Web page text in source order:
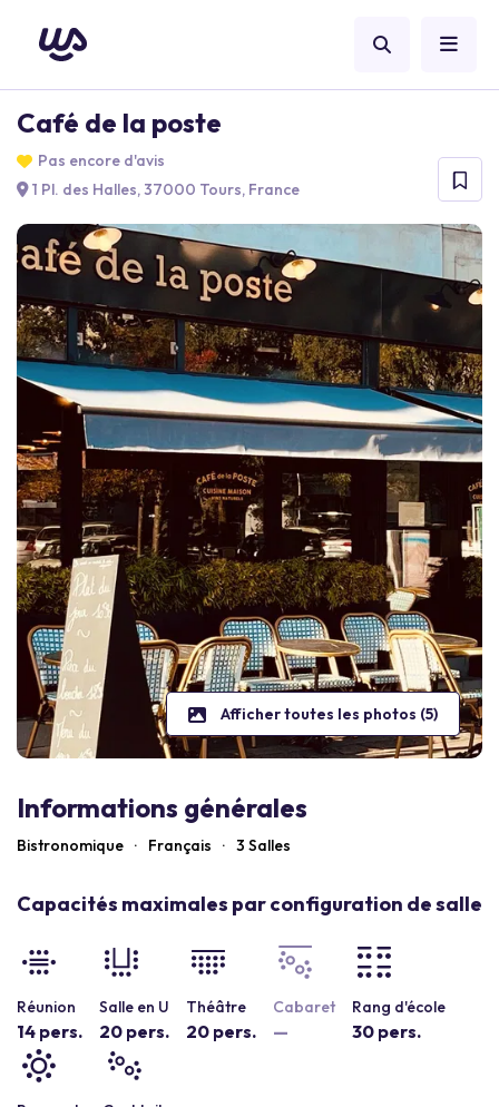
Café de la poste
Pas encore d'avis
1 Pl. des Halles, 37000 Tours, France
Afficher toutes les photos (5)
Informations générales
Bistronomique · Français · 3 Salles
Capacités maximales par configuration de salle
Réunion
14 pers.
Salle en U
20 pers.
Théâtre
20 pers.
Cabaret
—
Rang d'école
30 pers.